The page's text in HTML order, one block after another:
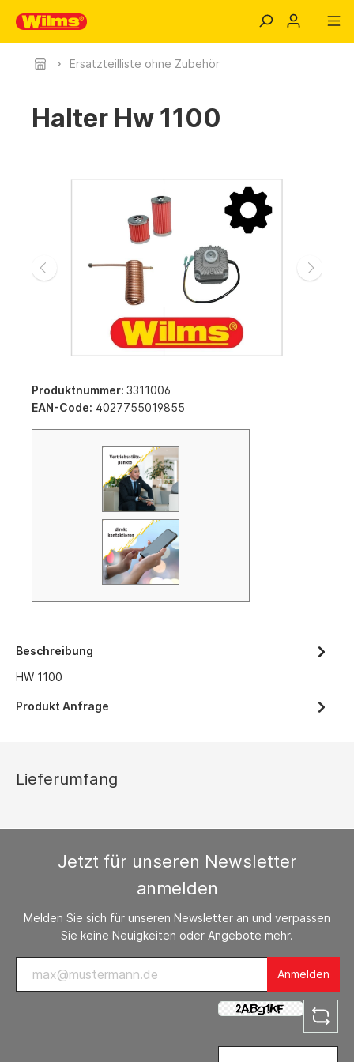
Ersatzteilliste ohne Zubehör
Halter Hw 1100
Produktnummer: 3311006
EAN-Code: 4027755019855
Beschreibung
HW 1100
Produkt Anfrage
Lieferumfang
Jetzt für unseren Newsletter
anmelden
Melden Sie sich für unseren Newsletter an und verpassen
Sie keine Neuigkeiten oder Angebote mehr.
Anmelden